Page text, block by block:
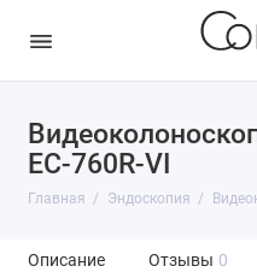
EC-760R-VI
Главная Эндоскопия
Описание Отзывы 0